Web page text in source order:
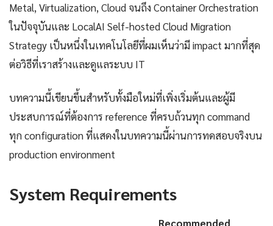
Metal, Virtualization, Cloud จนถึง Container Orchestration
ในปัจจุบันและ LocalAI Self-hosted Cloud Migration
Strategy เป็นหนึ่งในเทคโนโลยีที่ผมเห็นว่ามี impact มากที่สุด
ต่อวิธีที่เราสร้างและดูแลระบบ IT
บทความนี้เขียนขึ้นสำหรับทั้งมือใหม่ที่เพิ่งเริ่มต้นและผู้มี
ประสบการณ์ที่ต้องการ reference ที่ครบถ้วนทุก command
ทุก configuration ที่แสดงในบทความนี้ผ่านการทดสอบจริงบน
production environment
System Requirements
Recommended